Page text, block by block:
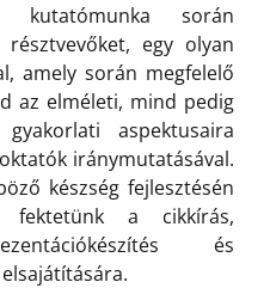
kutatómunka során
egy olyan
amely során megfelelő
az elméleti, mind pedig
aspektusaira
iránymutatásával.
készség fejlesztésén
fektetünk a cikkírás,
és